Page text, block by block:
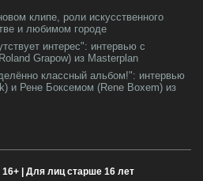
клипе, роли искусственного
и любимом городе
интерес": интервью с
Grapow) из Masterplan
классный альбом!": интервью
и Рене Боксемом (Rene Boxem) из
16+ | Для лиц старше 16 лет